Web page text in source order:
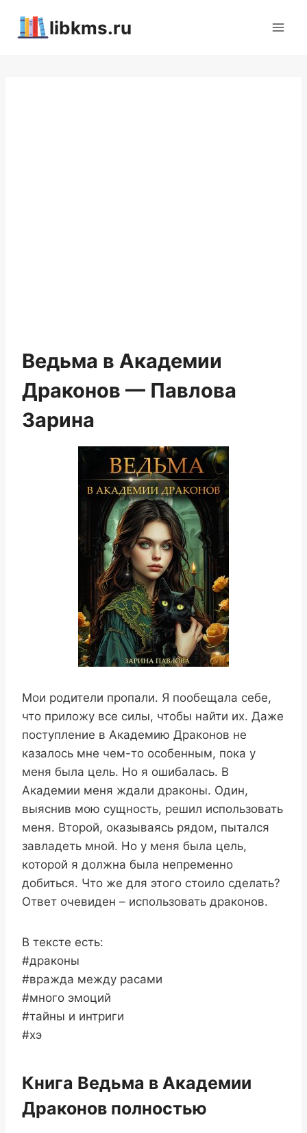
libkms.ru
Ведьма в Академии
Драконов — Павлова
Зарина
Мои родители пропали. Я пообещала себе,
что приложу все силы, чтобы найти их. Даже
поступление в Академию Драконов не
казалось мне чем-то особенным, пока у
меня была цель. Но я ошибалась. В
Академии меня ждали драконы. Один,
выяснив мою сущность, решил использовать
меня. Второй, оказываясь рядом, пытался
завладеть мной. Но у меня была цель,
которой я должна была непременно
добиться. Что же для этого стоило сделать?
Ответ очевиден – использовать драконов.
В тексте есть:
#драконы
#вражда между расами
#много эмоций
#тайны и интриги
#хэ
Книга Ведьма в Академии
Драконов полностью